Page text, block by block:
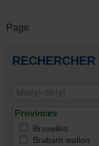
Page
RECHERCHER
Provinces
Bruxelles
Brabant wallon